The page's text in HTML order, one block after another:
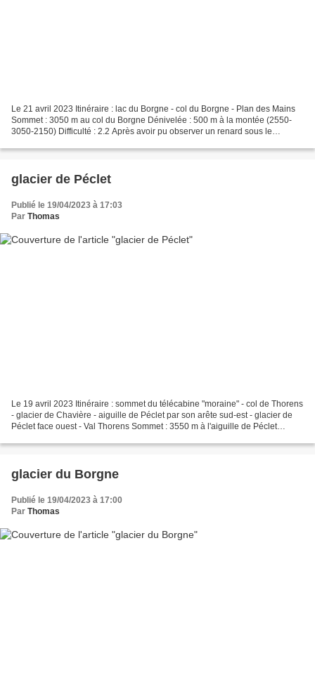
Le 21 avril 2023 Itinéraire : lac du Borgne - col du Borgne - Plan des Mains
Sommet : 3050 m au col du Borgne Dénivelée : 500 m à la montée (2550-
3050-2150) Difficulté : 2.2 Après avoir pu observer un renard sous le
glacier de Péclet
Publié le 19/04/2023 à 17:03
Par Thomas
Le 19 avril 2023 Itinéraire : sommet du télécabine "moraine" - col de Thorens
- glacier de Chavière - aiguille de Péclet par son arête sud-est - glacier de
Péclet face ouest - Val Thorens Sommet : 3550 m à l'aiguille de Péclet
glacier du Borgne
Publié le 19/04/2023 à 17:00
Par Thomas